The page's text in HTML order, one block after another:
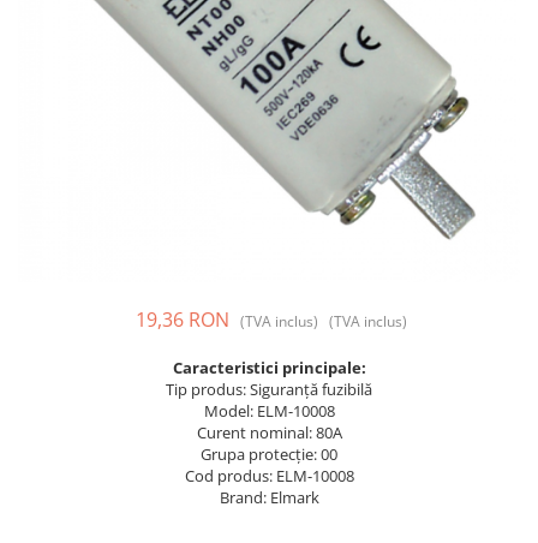
Prize și fișe industriale
19,36 RON (TVA inclus) (TVA inclus)
Caracteristici principale:
Tip produs: Siguranță fuzibilă
Model: ELM-10008
Curent nominal: 80A
Grupa protecție: 00
Cod produs: ELM-10008
Brand: Elmark